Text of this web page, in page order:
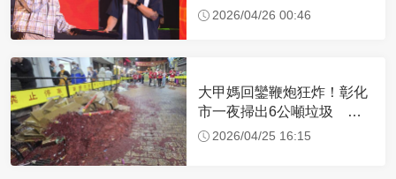
全場嗨翻！
2026/04/26 00:46
大甲媽回鑾鞭炮狂炸！彰化
市一夜掃出6公噸垃圾 比
去年多700公斤
2026/04/25 16:15